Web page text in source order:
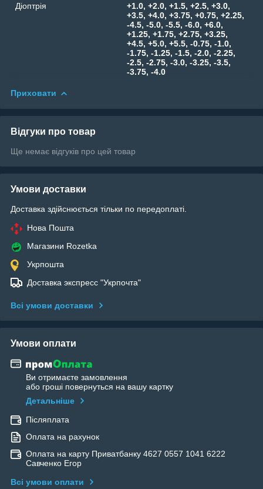
Діоптрія
+1.0, +2.0, +1.5, +2.5, +3.0,
+3.5, +4.0, +3.75, +0.75, +2.25,
-4.5, -5.0, -5.5, -6.0, +6.0,
+1.25, +1.75, +2.75, +3.25,
+4.5, +5.0, +5.5, -0.75, -1.0,
-1.75, -1.25, -1.5, -2.0, -2.25,
-2.5, -2.75, -3.0, -3.25, -3.5,
-3.75, -4.0
Приховати
Відгуки про товар
Ще немає відгуків про цей товар
Умови доставки
Доставка здійснюється тільки по передоплаті.
Нова Пошта
Магазини Rozetka
Укрпошта
Доставка экспресс "Укрпочта"
Всі умови доставки
Умови оплати
Ви отримаєте замовлення
або гроші повернуться на вашу картку
Детальніше
Післяплата
Оплата на рахунок
Оплата на карту Приватбанку 4627 0557 1041 6222
Савченко Егор
Всі умови оплати